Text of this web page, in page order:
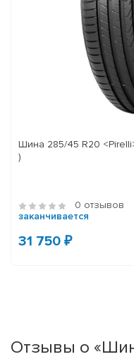
Шина 285/45 R20
)
0 отзывов
заканчивается
31 750 ₽
Отзывы о